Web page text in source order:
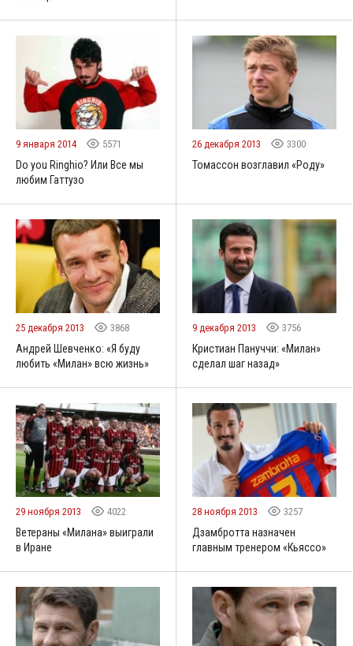
9 января 2014 5571
Do you Ringhio? Или Все мы
любим Гаттузо
26 декабря 2013 3300
Томассон возглавил «Роду»
25 декабря 2013 3868
Андрей Шевченко: «Я буду
любить «Милан» всю жизнь»
9 декабря 2013 3756
Кристиан Пануччи: «Милан»
сделал шаг назад»
29 ноября 2013 4022
Ветераны «Милана» выиграли
в Иране
28 ноября 2013 3257
Дзамбротта назначен
главным тренером «Кьяссо»